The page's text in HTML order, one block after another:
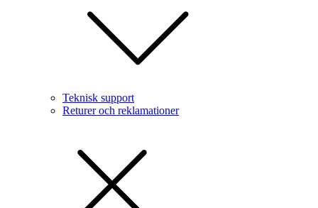
Teknisk support
Returer och reklamationer